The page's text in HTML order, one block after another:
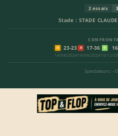
Stade : STADE
2 essais
N 23-23
14/04/2024
D 17-36
14/04/2024
V
10/12/
Spectateurs : -